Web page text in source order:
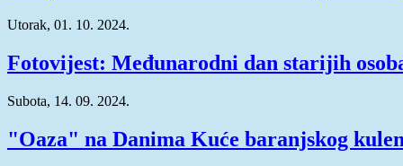
Utorak, 01. 10. 2024.
Fotovijest: Međunarodni dan starijih
Subota, 14. 09. 2024.
"Oaza" na Danima Kuće baranjskog